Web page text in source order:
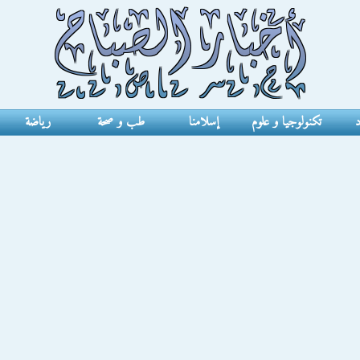
تكنولوجيا و علوم إسلامنا طب و صحة رياضة